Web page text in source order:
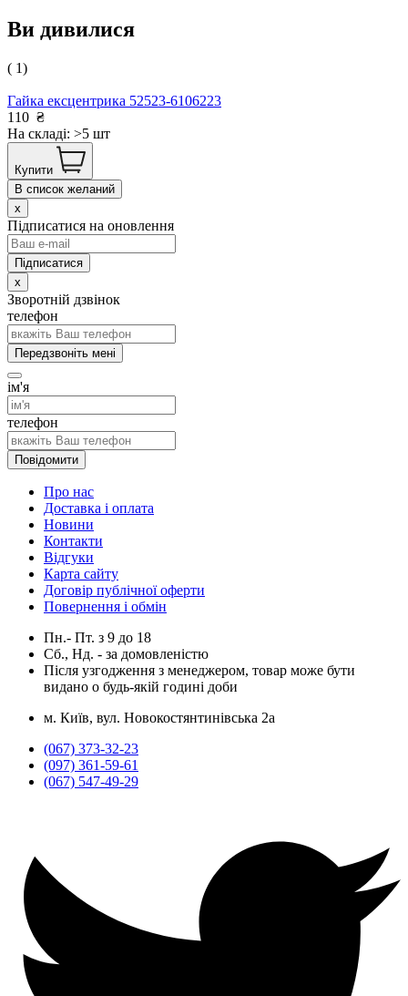
Ви дивилися
( 1)
Гайка ексцентрика 52523-6106223
110 ₴
На складі: >5 шт
Купити
В список желаний
x
Підписатися на оновлення
x
Зворотній дзвінок
телефон
Передзвоніть мені
ім'я
телефон
Повідомити
Про нас
Доставка і оплата
Новини
Контакти
Відгуки
Карта сайту
Договір публічної оферти
Повернення і обмін
Пн.- Пт. з 9 до 18
Сб., Нд. - за домовленістю
Після узгодження з менеджером, товар може бути
видано о будь-якій годині доби
м. Київ, вул. Новокостянтинівська 2а
(067) 373-32-23
(097) 361-59-61
(067) 547-49-29